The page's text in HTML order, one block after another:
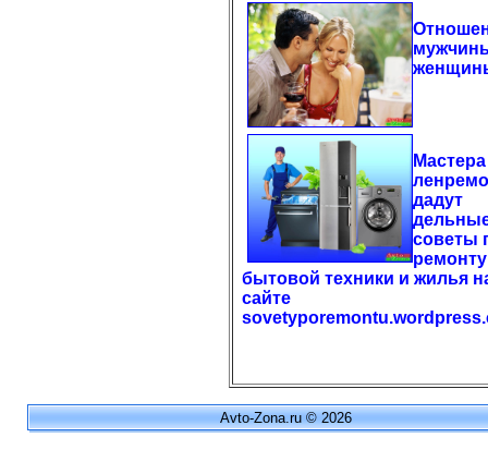
Мастера
дадут
советы
ремонту
бытовой техники и жилья
сайте
Avto-Zona.ru © 2026